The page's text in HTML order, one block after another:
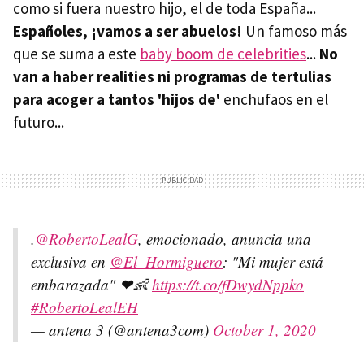
como si fuera nuestro hijo, el de toda España...
Españoles, ¡vamos a ser abuelos! Un famoso más
que se suma a este baby boom de celebrities... No
van a haber realities ni programas de tertulias
para acoger a tantos 'hijos de' enchufaos en el
futuro...
.@RobertoLealG, emocionado, anuncia una
exclusiva en @El_Hormiguero: "Mi mujer está
embarazada" ❤👶https://t.co/fDwydNppko
#RobertoLealEH
— antena 3 (@antena3com) October 1, 2020